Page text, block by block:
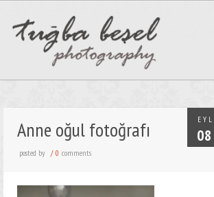
EYL
08
Anne oğul fotoğrafı
posted by /0comments